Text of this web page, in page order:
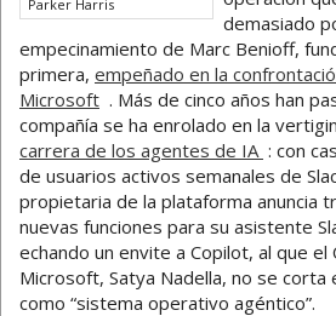
Parker Harris
demasiado
empecinamiento de Marc Benioff,
primera, empeñado en la
Microsoft . Más de cinco años han
compañía se ha enrolado en la
carrera de los agentes de IA : con
de usuarios activos semanales de
propietaria de la plataforma anuncia
nuevas funciones para su asistente
echando un envite a Copilot, al que el
Microsoft, Satya Nadella, no se corta
como “sistema operativo agéntico”.